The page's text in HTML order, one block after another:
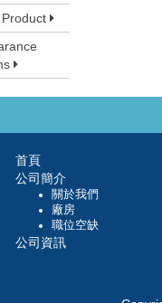
首頁
公司簡介
關於我們
廠房
職位空缺
公司資訊